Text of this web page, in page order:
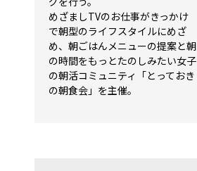
めざましTVのお仕事がきっかけ
で朝型のライフスタイルにめざ
め、朝ごはんメニューの提案と朝
の時間をもっとたのしみたい女子
の朝活コミュニティ「とっておき
の朝食会」を主催。